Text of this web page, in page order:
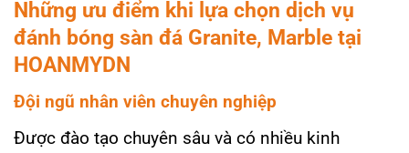
Những ưu điểm khi lựa chọn dịch vụ
đánh bóng sàn đá Granite, Marble tại
HOANMYDN
Đội ngũ nhân viên chuyên nghiệp
Được đào tạo chuyên sâu và có nhiều kinh